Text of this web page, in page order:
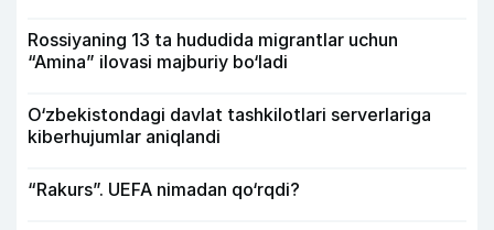
Rossiyaning 13 ta hududida migrantlar uchun
“Amina” ilovasi majburiy bo‘ladi
O‘zbekistondagi davlat tashkilotlari serverlariga
kiberhujumlar aniqlandi
“Rakurs”. UEFA nimadan qo‘rqdi?